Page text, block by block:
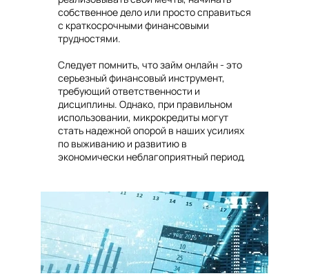
собственное дело или просто справиться
с краткосрочными финансовыми
трудностями.
Следует помнить, что займ онлайн - это
серьезный финансовый инструмент,
требующий ответственности и
дисциплины. Однако, при правильном
использовании, микрокредиты могут
стать надежной опорой в наших усилиях
по выживанию и развитию в
экономически неблагоприятный период.